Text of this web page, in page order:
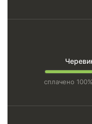
сплачено 100%